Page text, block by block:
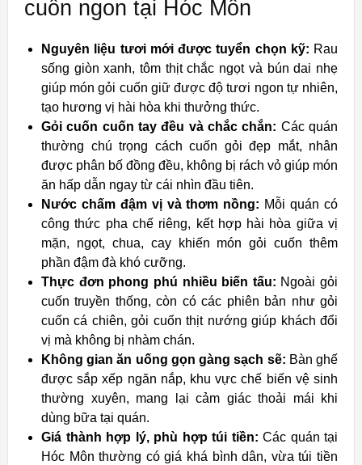
cuốn ngon tại Hóc Môn
Nguyên liệu tươi mới được tuyển chọn kỹ: Rau
sống giòn xanh, tôm thịt chắc ngọt và bún dai nhẹ
giúp món gỏi cuốn giữ được độ tươi ngon tự nhiên,
tạo hương vị hài hòa khi thưởng thức.
Gỏi cuốn cuốn tay đều và chắc chắn: Các quán
thường chú trọng cách cuốn gỏi đẹp mắt, nhân
được phân bố đồng đều, không bị rách vỏ giúp món
ăn hấp dẫn ngay từ cái nhìn đầu tiên.
Nước chấm đậm vị và thơm nồng: Mỗi quán có
công thức pha chế riêng, kết hợp hài hòa giữa vị
mặn, ngọt, chua, cay khiến món gỏi cuốn thêm
phần đậm đà khó cưỡng.
Thực đơn phong phú nhiều biến tấu: Ngoài gỏi
cuốn truyền thống, còn có các phiên bản như gỏi
cuốn cá chiên, gỏi cuốn thịt nướng giúp khách đổi
vị mà không bị nhàm chán.
Không gian ăn uống gọn gàng sạch sẽ: Bàn ghế
được sắp xếp ngăn nắp, khu vực chế biến vệ sinh
thường xuyên, mang lại cảm giác thoải mái khi
dùng bữa tại quán.
Giá thành hợp lý, phù hợp túi tiền: Các quán tại
Hóc Môn thường có giá khá bình dân, vừa túi tiền